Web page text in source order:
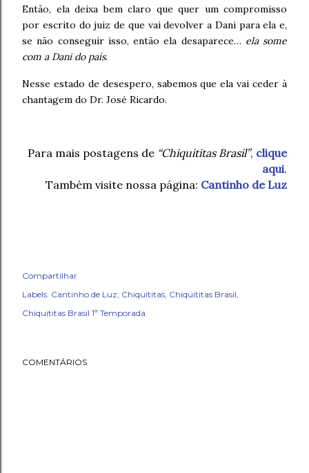
Então, ela deixa bem claro que quer um compromisso
por escrito do juiz de que vai devolver a Dani para ela e,
se não conseguir isso, então ela desaparece… ela some
com a Dani do país.
Nesse estado de desespero, sabemos que ela vai ceder à
chantagem do Dr. José Ricardo.
Para mais postagens de “Chiquititas Brasil”, clique
aqui.
Também visite nossa página: Cantinho de Luz
Compartilhar
Labels: Cantinho de Luz Chiquititas Chiquititas Brasil
Chiquititas Brasil 1ª Temporada
COMENTÁRIOS